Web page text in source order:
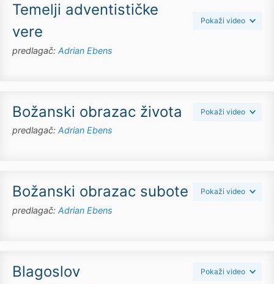
Temelji adventističke
vere
Pokaži video
predlagač: Adrian Ebens
Božanski obrazac života Pokaži video
predlagač: Adrian Ebens
Božanski obrazac subote Pokaži video
predlagač: Adrian Ebens
Blagoslov Pokaži video